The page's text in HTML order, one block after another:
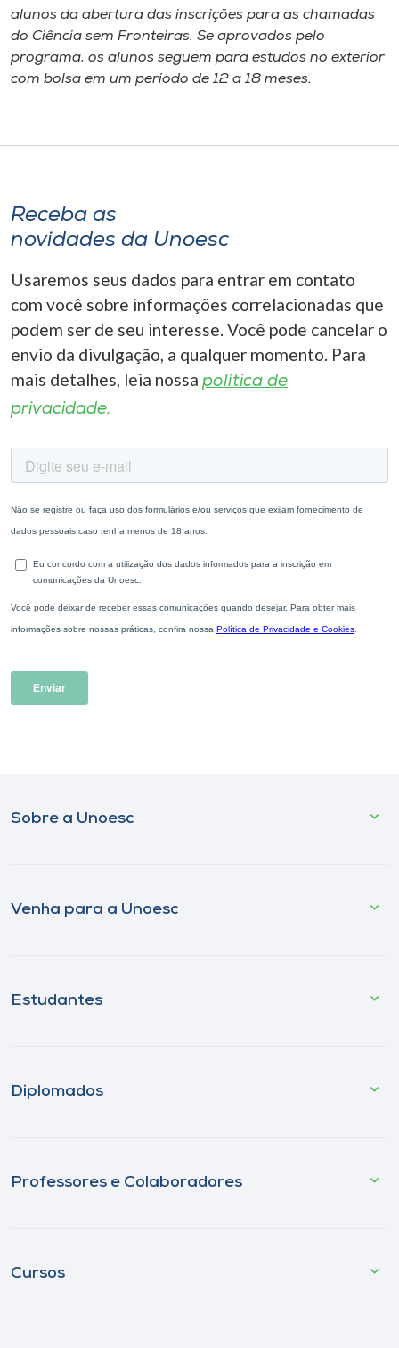
alunos da abertura das inscrições para as chamadas
do Ciência sem Fronteiras. Se aprovados pelo
programa, os alunos seguem para estudos no exterior
com bolsa em um período de 12 a 18 meses.
Receba as
novidades da Unoesc
Usaremos seus dados para entrar em contato
com você sobre informações correlacionadas que
podem ser de seu interesse. Você pode cancelar o
envio da divulgação, a qualquer momento. Para
mais detalhes, leia nossa política de
privacidade.
Sobre a Unoesc
Venha para a Unoesc
Estudantes
Diplomados
Professores e Colaboradores
Cursos